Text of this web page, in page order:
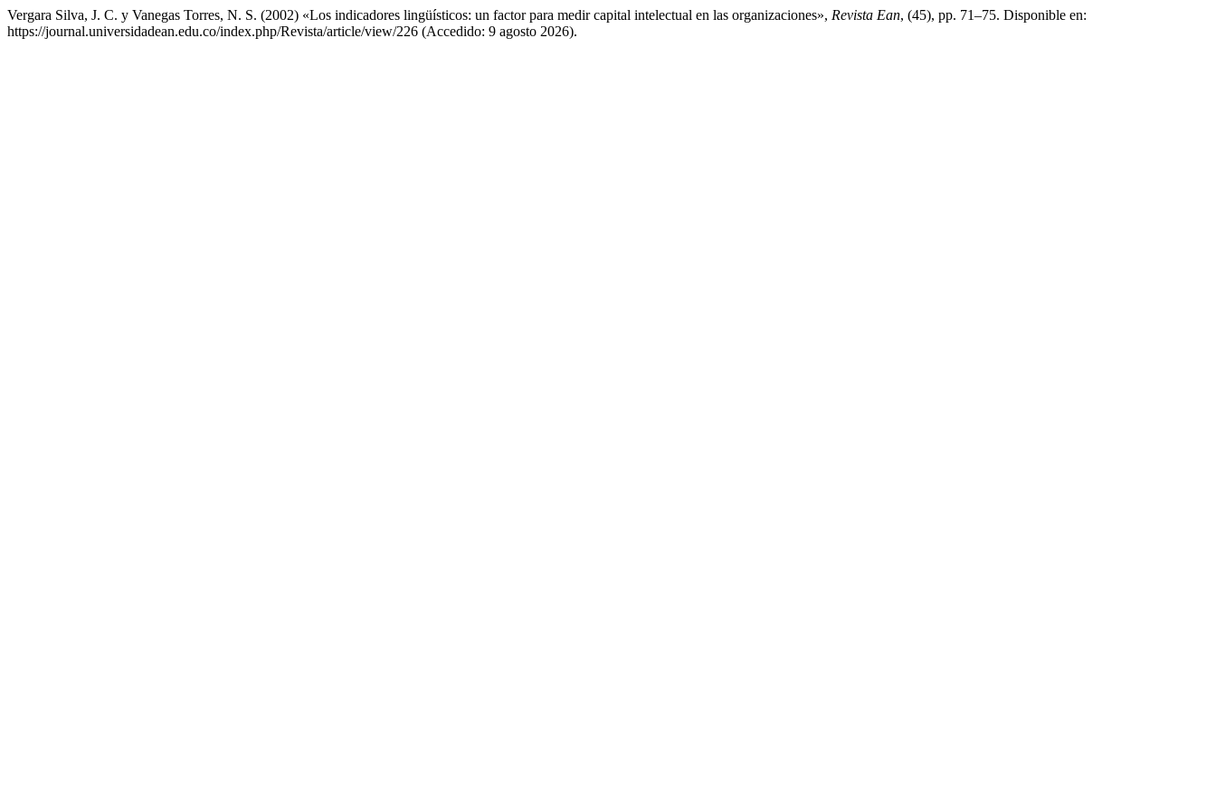
Vergara Silva, J. C. y Vanegas Torres, N. S. (2002) «Los indicadores lingüísticos: un factor para medir capital intelectual en las organizaciones», Revista Ean, (45), pp. 71–75. Disponible en:
https://journal.universidadean.edu.co/index.php/Revista/article/view/226 (Accedido: 9 agosto 2026).